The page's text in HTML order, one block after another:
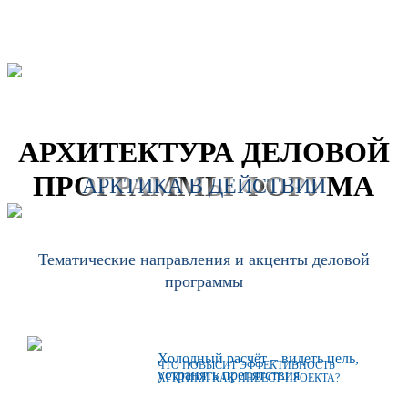
АРХИТЕКТУРА ДЕЛОВОЙ
ПРОГРАММЫ ФОРУМА
АРКТИКА В ДЕЙСТВИИ
Тематические направления и акценты деловой
программы
Холодный расчёт – видеть цель,
устранять препятствия
ЧТО ПОВЫСИТ ЭФФЕКТИВНОСТЬ
АРКТИКИ КАК ИНВЕСТ-ПРОЕКТА?